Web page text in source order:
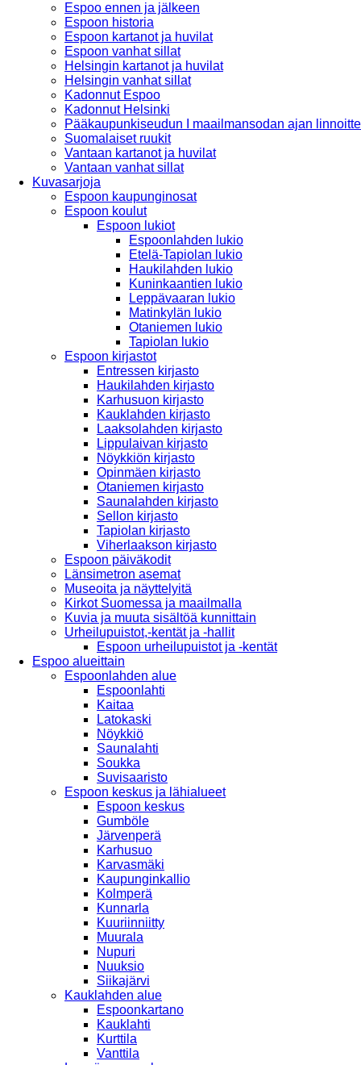
Espoo ennen ja jälkeen
Espoon historia
Espoon kartanot ja huvilat
Espoon vanhat sillat
Helsingin kartanot ja huvilat
Helsingin vanhat sillat
Kadonnut Espoo
Kadonnut Helsinki
Pääkaupunkiseudun I maailmansodan ajan
Suomalaiset ruukit
Vantaan kartanot ja huvilat
Vantaan vanhat sillat
Kuvasarjoja
Espoon kaupunginosat
Espoon koulut
Espoon lukiot
Espoonlahden lukio
Etelä-Tapiolan lukio
Haukilahden lukio
Kuninkaantien lukio
Leppävaaran lukio
Matinkylän lukio
Otaniemen lukio
Tapiolan lukio
Espoon kirjastot
Entressen kirjasto
Haukilahden kirjasto
Karhusuon kirjasto
Kauklahden kirjasto
Laaksolahden kirjasto
Lippulaivan kirjasto
Nöykkiön kirjasto
Opinmäen kirjasto
Otaniemen kirjasto
Saunalahden kirjasto
Sellon kirjasto
Tapiolan kirjasto
Viherlaakson kirjasto
Espoon päiväkodit
Länsimetron asemat
Museoita ja näyttelyitä
Kirkot Suomessa ja maailmalla
Kuvia ja muuta sisältöä kunnittain
Urheilupuistot,-kentät ja -hallit
Espoon urheilupuistot ja -kentät
Espoo alueittain
Espoonlahden alue
Espoonlahti
Kaitaa
Latokaski
Nöykkiö
Saunalahti
Soukka
Suvisaaristo
Espoon keskus ja lähialueet
Espoon keskus
Gumböle
Järvenperä
Karhusuo
Karvasmäki
Kaupunginkallio
Kolmperä
Kunnarla
Kuuriinniitty
Muurala
Nupuri
Nuuksio
Siikajärvi
Kauklahden alue
Espoonkartano
Kauklahti
Kurttila
Vanttila